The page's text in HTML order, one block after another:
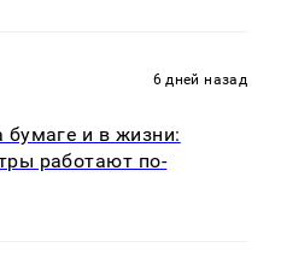
6 дней назад
бумаге и в жизни:
работают по-